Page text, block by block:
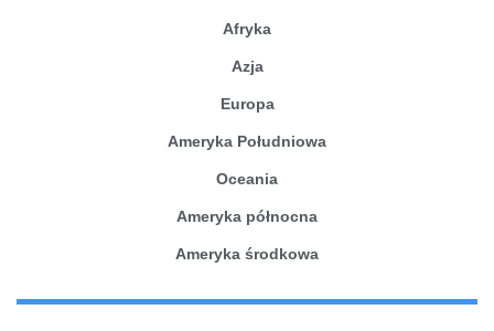
Afryka
Azja
Europa
Ameryka Południowa
Oceania
Ameryka północna
Ameryka środkowa